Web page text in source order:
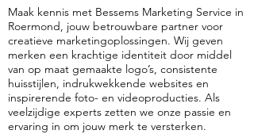
Maak kennis met Bessems Marketing Service in
Roermond, jouw betrouwbare partner voor
creatieve marketingoplossingen. Wij geven
merken een krachtige identiteit door middel
van op maat gemaakte logo’s, consistente
huisstijlen, indrukwekkende websites en
inspirerende foto- en videoproducties. Als
veelzijdige experts zetten we onze passie en
ervaring in om jouw merk te versterken.